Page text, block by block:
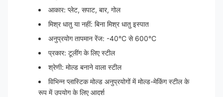
आकार: प्लेट, सपाट, बार, गोल
मिश्र धातु या नहीं: बिना मिश्र धातु इस्पात
अनुप्रयोग तापमान रेंज: -40°C से 600°C
प्रकार: टूलींग के लिए स्टील
श्रेणी: मोल्ड बनाने वाला स्टील
विभिन्न प्लास्टिक मोल्ड अनुप्रयोगों में मोल्ड-मेकिंग स्टील के
रूप में उपयोग के लिए आदर्श